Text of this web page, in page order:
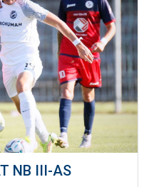
NB III-AS